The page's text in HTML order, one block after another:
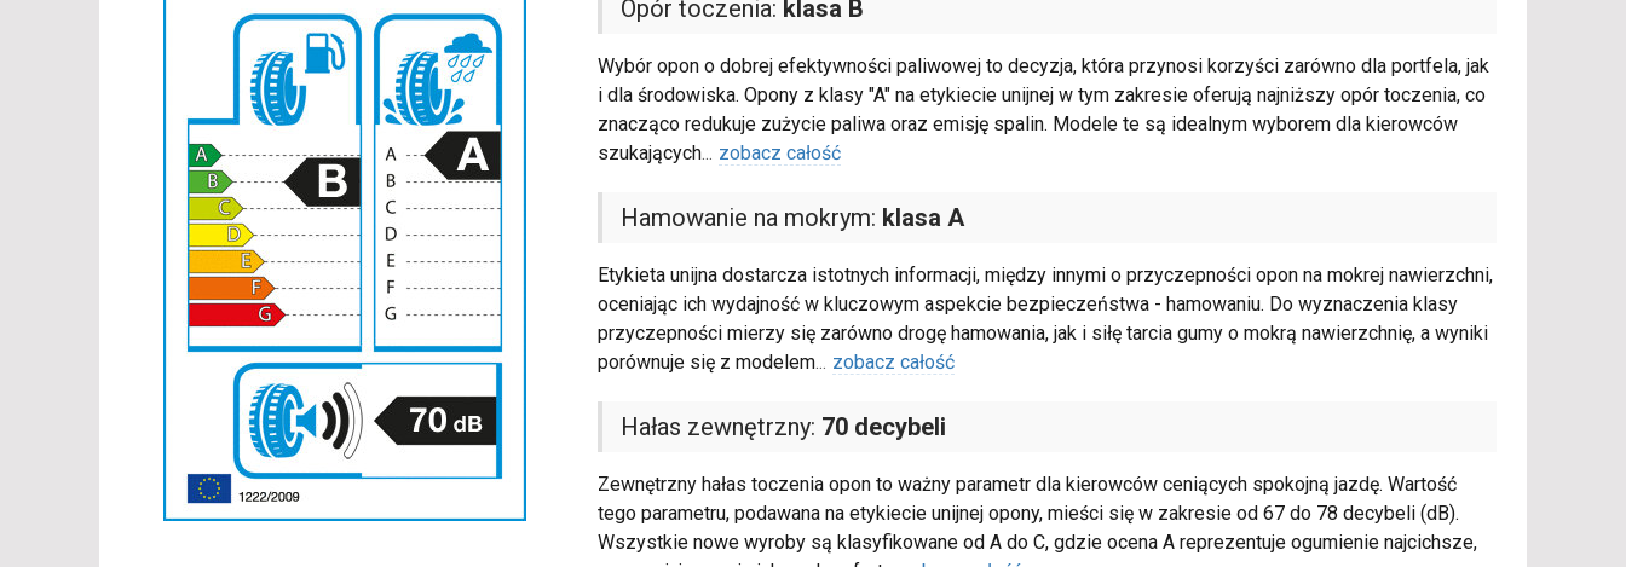
Opór toczenia: klasa B
Wybór opon o dobrej efektywności paliwowej to decyzja, która przynosi korzyści zarówno dla portfela, jak
i dla środowiska. Opony z klasy "A" na etykiecie unijnej w tym zakresie oferują najniższy opór toczenia, co
znacząco redukuje zużycie paliwa oraz emisję spalin. Modele te są idealnym wyborem dla kierowców
szukających... zobacz całość
Hamowanie na mokrym: klasa A
Etykieta unijna dostarcza istotnych informacji, między innymi o przyczepności opon na mokrej nawierzchni,
oceniając ich wydajność w kluczowym aspekcie bezpieczeństwa - hamowaniu. Do wyznaczenia klasy
przyczepności mierzy się zarówno drogę hamowania, jak i siłę tarcia gumy o mokrą nawierzchnię, a wyniki
porównuje się z modelem... zobacz całość
Hałas zewnętrzny: 70 decybeli
Zewnętrzny hałas toczenia opon to ważny parametr dla kierowców ceniących spokojną jazdę. Wartość
tego parametru, podawana na etykiecie unijnej opony, mieści się w zakresie od 67 do 78 decybeli (dB).
Wszystkie nowe wyroby są klasyfikowane od A do C, gdzie ocena A reprezentuje ogumienie najcichsze,